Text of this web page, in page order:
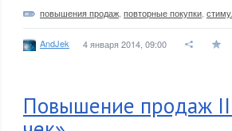
повышения продаж повторные покупки
AndJek 4 января 2014, 09:00
Повышение продаж